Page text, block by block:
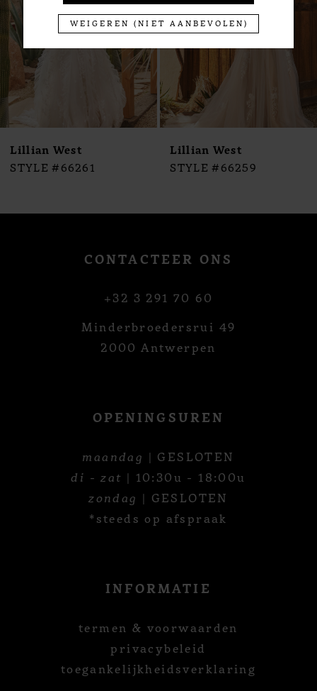
Lillian West
STYLE #66261
Lillian West
STYLE #66259
CONTACTEER ONS
+32 3 291 70 60
Minderbroedersrui 49
2000 Antwerpen
OPENINGSUREN
maandag | GESLOTEN
di - zat | 10:30u - 18:00u
zondag | GESLOTEN
*steeds op afspraak
INFORMATIE
termen & voorwaarden
privacybeleid
toegankelijkheidsverklaring
WEIGEREN (NIET AANBEVOLEN)